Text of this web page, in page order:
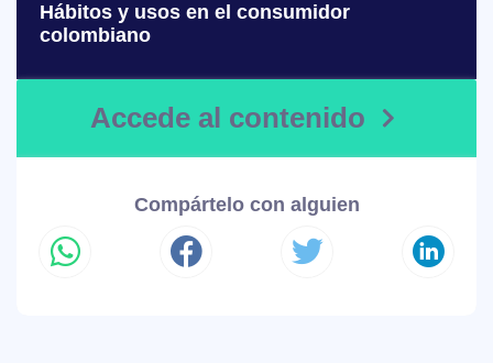
Hábitos y usos en el consumidor
colombiano
Accede al contenido
Compártelo con alguien